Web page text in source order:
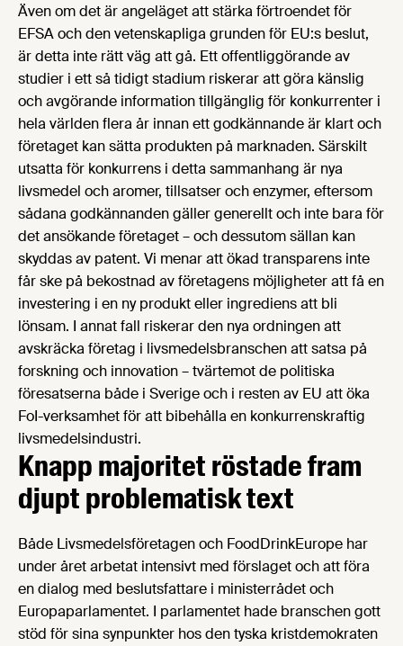
Även om det är angeläget att stärka förtroendet för
EFSA och den vetenskapliga grunden för EU:s beslut,
är detta inte rätt väg att gå. Ett offentliggörande av
studier i ett så tidigt stadium riskerar att göra känslig
och avgörande information tillgänglig för konkurrenter i
hela världen flera år innan ett godkännande är klart och
företaget kan sätta produkten på marknaden. Särskilt
utsatta för konkurrens i detta sammanhang är nya
livsmedel och aromer, tillsatser och enzymer, eftersom
sådana godkännanden gäller generellt och inte bara för
det ansökande företaget – och dessutom sällan kan
skyddas av patent. Vi menar att ökad transparens inte
får ske på bekostnad av företagens möjligheter att få en
investering i en ny produkt eller ingrediens att bli
lönsam. I annat fall riskerar den nya ordningen att
avskräcka företag i livsmedelsbranschen att satsa på
forskning och innovation – tvärtemot de politiska
föresatserna både i Sverige och i resten av EU att öka
FoI-verksamhet för att bibehålla en konkurrenskraftig
livsmedelsindustri.
Knapp majoritet röstade fram
djupt problematisk text
Både Livsmedelsföretagen och FoodDrinkEurope har
under året arbetat intensivt med förslaget och att föra
en dialog med beslutsfattare i ministerrådet och
Europaparlamentet. I parlamentet hade branschen gott
stöd för sina synpunkter hos den tyska kristdemokraten